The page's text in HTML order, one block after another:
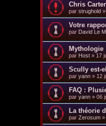
Chris
par strughold »
Votre
par David Le
Mythologie
par Host » 17
Scully est-
par yann » 12
FAQ :
par yann » 06
La théorie
par Zerosum »